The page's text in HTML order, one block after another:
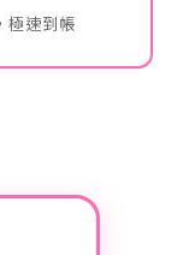
極速到帳